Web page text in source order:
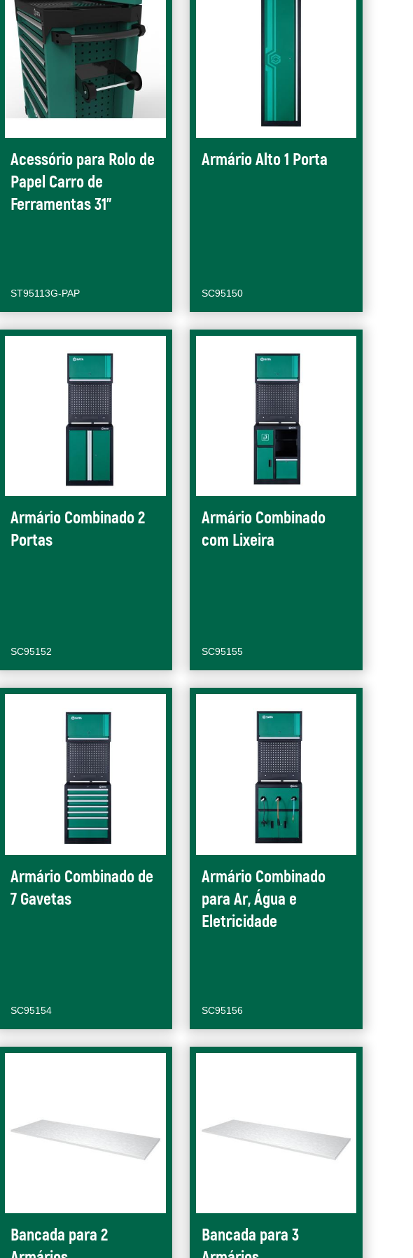
Acessório para Rolo de
Papel Carro de
Ferramentas 31"
ST95113G-PAP
Armário Alto 1 Porta
SC95150
Armário Combinado 2
Portas
SC95152
Armário Combinado
com Lixeira
SC95155
Armário Combinado de
7 Gavetas
SC95154
Armário Combinado
para Ar, Água e
Eletricidade
SC95156
Bancada para 2
Bancada para 3